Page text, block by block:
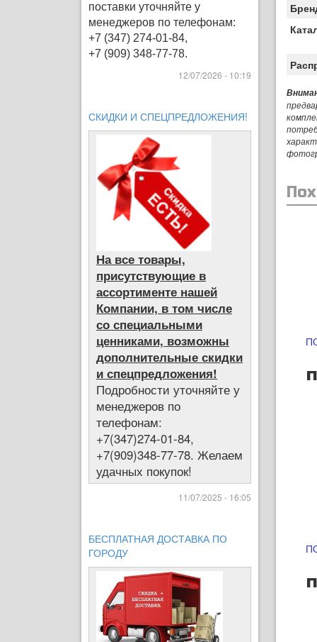
поставки уточняйте у
менеджеров по телефонам:
+7 (347) 274-01-84,
+7 (909) 348-77-78.
12/07/2026 - 10:19
СКИДКИ И СПЕЦПРЕДЛОЖЕНИЯ!
На все товары,
присутствующие в
ассортименте нашей
Компании, в том числе
со специальными
ценниками, возможны
дополнительные скидки
и спецпредложения!
Подробности уточняйте у
менеджеров по
телефонам:
+7(347)274-01-84,
+7(909)348-77-78. Желаем
удачных покупок!
11/07/2025 - 16:05
БЕСПЛАТНАЯ ДОСТАВКА ПО
ГОРОДУ